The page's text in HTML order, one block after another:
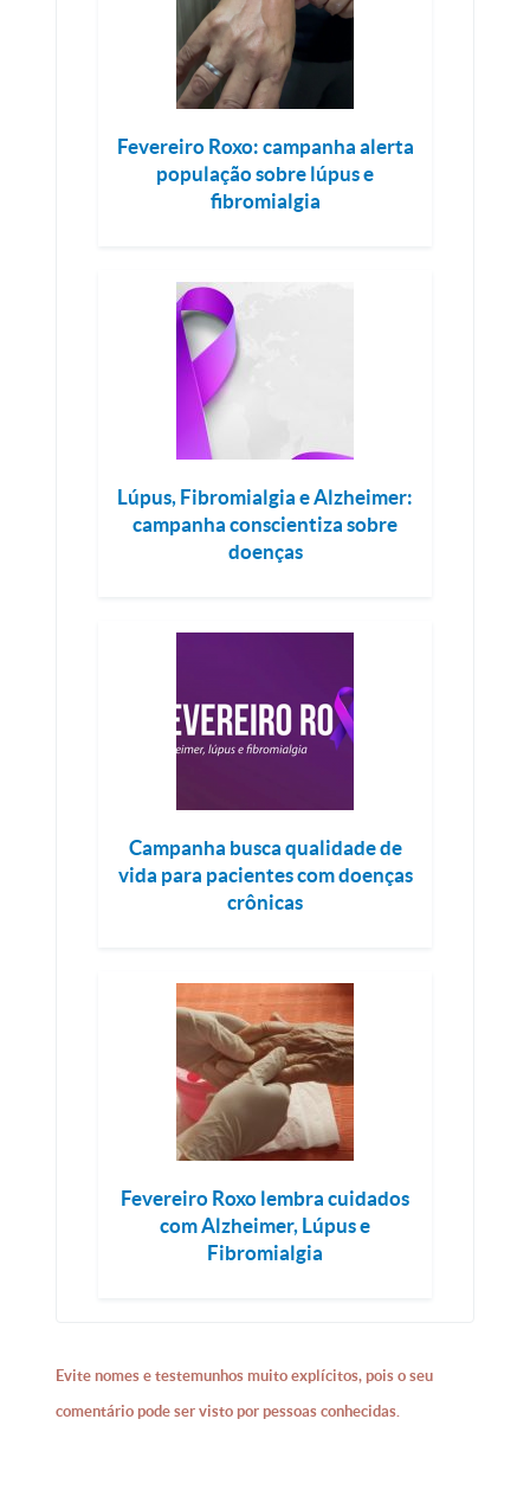
Fevereiro Roxo: campanha alerta
população sobre lúpus e
fibromialgia
Lúpus, Fibromialgia e Alzheimer:
campanha conscientiza sobre
doenças
Campanha busca qualidade de
vida para pacientes com doenças
crônicas
Fevereiro Roxo lembra cuidados
com Alzheimer, Lúpus e
Fibromialgia
Evite nomes e testemunhos muito explícitos, pois o seu
comentário pode ser visto por pessoas conhecidas.